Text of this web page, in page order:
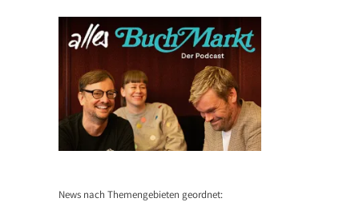
News nach Themengebieten geordnet: